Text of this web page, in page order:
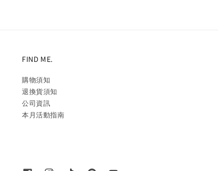
FIND ME.
購物須知
退換貨須知
公司資訊
本月活動指南